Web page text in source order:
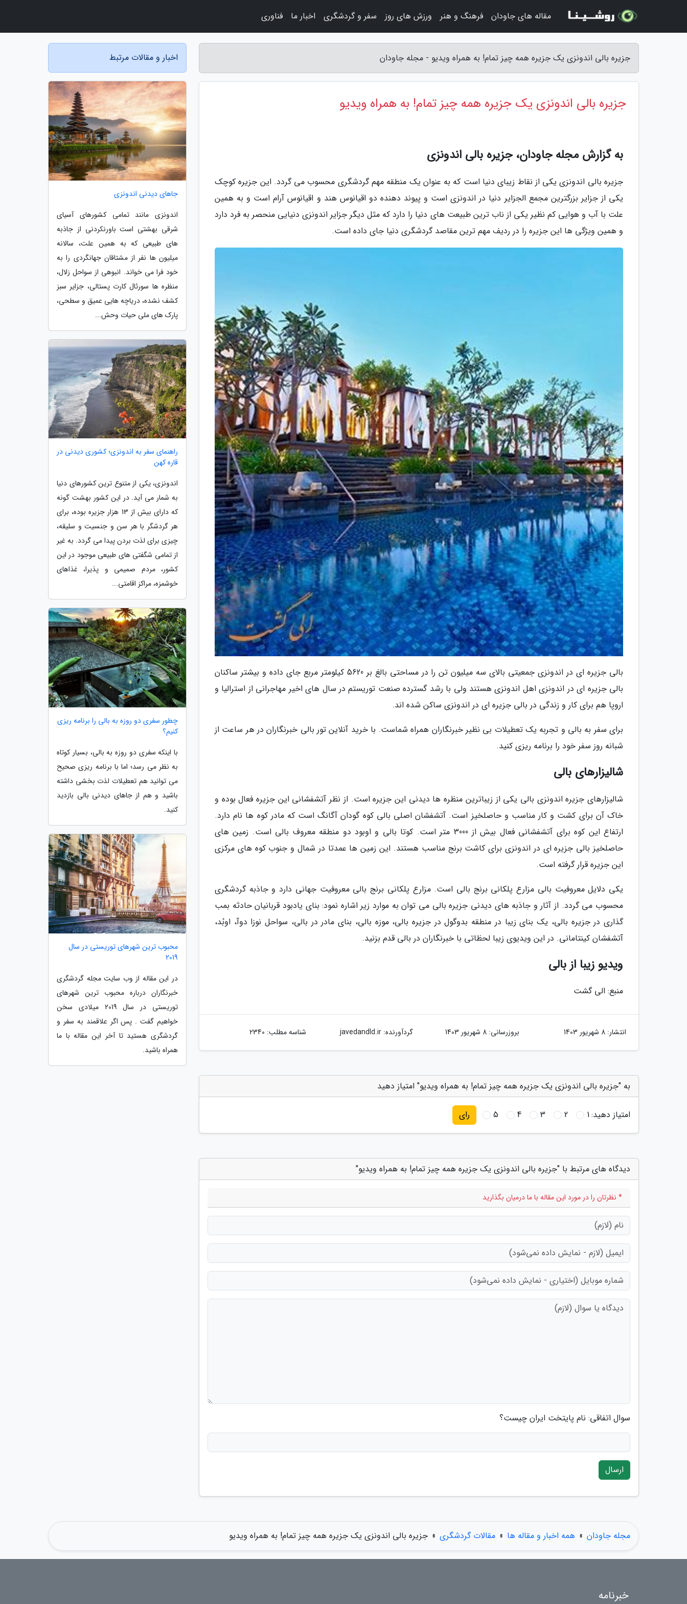
جزیره بالی اندونزی یک جزیره همه چیز تمام! به همراه ویدیو - مجله جاودان
جزیره بالی اندونزی یک جزیره همه چیز تمام! به همراه ویدیو
به گزارش مجله جاودان، جزیره بالی اندونزی
جزیره بالی اندونزی یکی از نقاط زیبای دنیا است که به عنوان یک منطقه مهم گردشگری محسوب می گردد. این جزیره کوچک
یکی از جزایر بزرگترین مجمع الجزایر دنیا در اندونزی است و پیوند دهنده دو اقیانوس هند و اقیانوس آرام است و به همین
علت با آب و هوایی کم نظیر یکی از ناب ترین طبیعت های دنیا را دارد که مثل دیگر جزایر اندونزی دنیایی منحصر به فرد دارد
و همین ویژگی ها این جزیره را در ردیف مهم ترین مقاصد گردشگری دنیا جای داده است.
بالی جزیره ای در اندونزی جمعیتی بالای سه میلیون تن را در مساحتی بالغ بر 5620 کیلومتر مربع جای داده و بیشتر ساکنان
بالی جزیره ای در اندونزی اهل اندونزی هستند ولی با رشد گسترده صنعت توریستم در سال های اخیر مهاجرانی از استرالیا و
اروپا هم برای کار و زندگی در بالی جزیره ای در اندونزی ساکن شده اند.
برای سفر به بالی و تجربه یک تعطیلات بی نظیر خبرنگاران همراه شماست. با خرید آنلاین تور بالی خبرنگاران در هر ساعت از
شبانه روز سفر خود را برنامه ریزی کنید.
شالیزارهای بالی
شالیزارهای جزیره اندونزی بالی یکی از زیباترین منظره ها دیدنی این جزیره است. از نظر آتشفشانی این جزیره فعال بوده و
خاک آن برای کشت و کار مناسب و حاصلخیز است. آتشفشان اصلی بالی کوه گودان آگانگ است که مادر کوه ها نام دارد.
ارتفاع این کوه برای آتشفشانی فعال بیش از 3000 متر است. کوتا بالی و اوبود دو منطقه معروف بالی است. زمین های
حاصلخیز بالی جزیره ای در اندونزی برای کاشت برنج مناسب هستند. این زمین ها عمدتا در شمال و جنوب کوه های مرکزی
این جزیره قرار گرفته است.
یکی دلایل معروفیت بالی مزارع پلکانی برنج بالی است. مزارع پلکانی برنج بالی معروفیت جهانی دارد و جاذبه گردشگری
محسوب می گردد. از آثار و جاذبه های دیدنی جزیره بالی می توان به موارد زیر اشاره نمود: بنای یادبود قربانیان حادثه بمب
گذاری در جزیره بالی، یک بنای زیبا در منطقه بدوگول در جزیره بالی، موزه بالی، بنای مادر در بالی، سواحل نوزا دوآ، اوبُد،
آتشفشان کینتامانی. در این ویدیوی زیبا لحظاتی با خبرنگاران در بالی قدم بزنید.
ویدیو زیبا از بالی
منبع: الی گشت
انتشار: 8 شهریور 1403 بروزرسانی: 8 شهریور 1403 گردآورنده:javedandld.ir شناسه مطلب: 2340
به "جزیره بالی اندونزی یک جزیره همه چیز تمام! به همراه ویدیو" امتیاز دهید
امتیاز دهید:1
2
3
4
5 رای
دیدگاه های مرتبط با "جزیره بالی اندونزی یک جزیره همه چیز تمام! به همراه ویدیو"
* نظرتان را در مورد این مقاله با ما درمیان بگذارید
سوال اتفاقی: نام پایتخت ایران چیست؟
ارسال
اخبار و مقالات مرتبط
جاهای دیدنی اندونزی
اندونزی مانند تمامی کشورهای آسیای
شرقی بهشتی است باورنکردنی از جاذبه
های طبیعی که به همین علت، سالانه
میلیون ها نفر از مشتاقان جهانگردی را به
خود فرا می خواند. انبوهی از سواحل زلال،
منظره ها سورئال کارت پستالی، جزایر سبز
کشف نشده، دریاچه هایی عمیق و سطحی،
پارک های ملی حیات وحش...
راهنمای سفر به اندونزی؛ کشوری دیدنی در
قاره کهن
اندونزی، یکی از متنوع ترین کشورهای دنیا
به شمار می آید. در این کشور بهشت گونه
که دارای بیش از 13 هزار جزیره بوده، برای
هر گردشگر با هر سن و جنسیت و سلیقه،
چیزی برای لذت بردن پیدا می گردد. به غیر
از تمامی شگفتی های طبیعی موجود در این
کشور، مردم صمیمی و پذیرا، غذاهای
خوشمزه، مراکز اقامتی...
چطور سفری دو روزه به بالی را برنامه ریزی
کنیم؟
با اینکه سفری دو روزه به بالی، بسیار کوتاه
به نظر می رسد؛ اما با برنامه ریزی صحیح
می توانید هم تعطیلات لذت بخشی داشته
باشید و هم از جاهای دیدنی بالی بازدید
کنید.
محبوب ترین شهرهای توریستی در سال
2019
در این مقاله از وب سایت مجله گردشگری
خبرنگاران درباره محبوب ترین شهرهای
توریستی در سال 2019 میلادی سخن
خواهیم گفت . پس اگر علاقمند به سفر و
گردشگری هستید تا آخر این مقاله با ما
همراه باشید.
مجله جاودان » همه اخبار و مقاله ها » مقالات گردشگری » جزیره بالی اندونزی یک جزیره همه چیز تمام! به همراه ویدیو
مقاله های جاودان فرهنگ و هنر ورزش های روز سفر و گردشگری اخبار ما فناوری
خبرنامه